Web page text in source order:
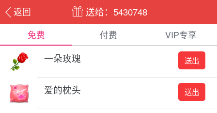
返回 送给：5430748
免费 付费 VIP专享
一朵玫瑰 送出
爱的枕头 送出